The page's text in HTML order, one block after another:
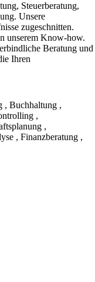
Steuerberatung,
Unsere
zugeschnitten.
unserem Know-how.
Beratung und
Ihren
, Buchhaltung ,
,
,
, Finanzberatung ,